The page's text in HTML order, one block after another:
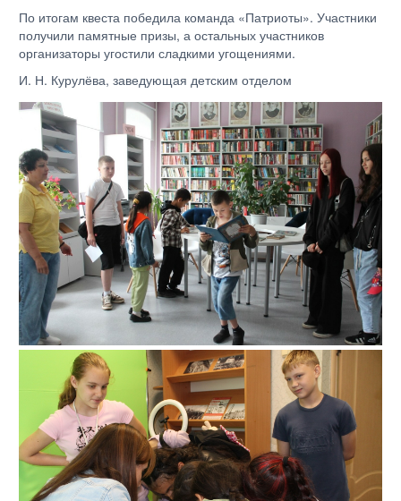
По итогам квеста победила команда «Патриоты». Участники
получили памятные призы, а остальных участников
организаторы угостили сладкими угощениями.
И. Н. Курулёва, заведующая детским отделом